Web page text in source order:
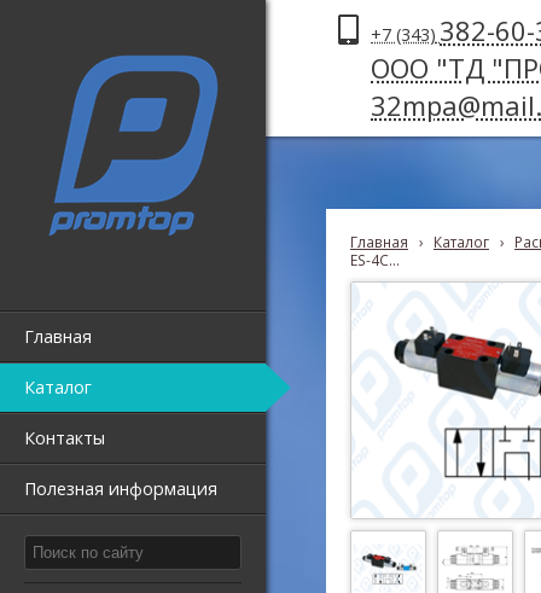
Главная
Каталог
Контакты
Полезная информация
+7 (343) 382-
ООО "ТД
Главная › Каталог ›
ES-4C...